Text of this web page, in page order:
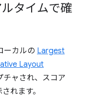
タイムで確
ーカルの Largest
Layout
チャされ、スコア
れます。